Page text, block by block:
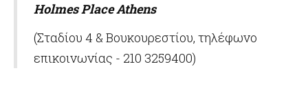
Holmes Place Athens
(Σταδίου 4 & Βουκουρεστίου, τηλέφωνο
επικοινωνίας - 210 3259400)